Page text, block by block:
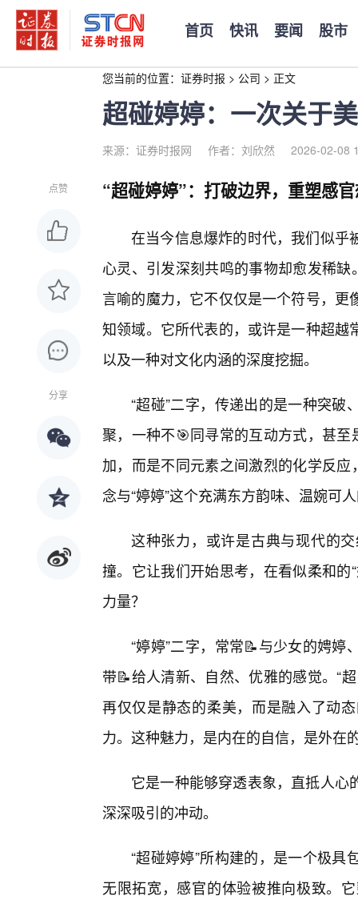
首页 快讯 要闻 股市
您当前的位置： 证券时报 > 公司 > 正文
超碰婷婷：一次关于
来源：证券时报网 作者：刘欣然 2026-02-08
点赞
分享
“超碰婷婷”：打破边界，重塑感
在当今信息爆炸的时代，我们似乎
心灵、引发深刻共鸣的事物却愈发稀
言喻的魔力，它不仅仅是一个符号，
知领域。它所代表的，或许是一种超
以及一种对文化内涵的深度挖掘。
“超碰”二字，传递出的是一种突
聚，一种不🎯同寻常的互动方式，甚
加，而是不同元素之间激烈的化学反
念与“婷婷”这个充满东方韵味、温婉可
这种张力，或许是古典与现代的
撞。它让我们开始思考，在看似柔和
力量？
“婷婷”二字，常常📝与少女的娉
带📝给人清新、自然、优雅的感觉。“
再仅仅是静态的柔美，而是融入了动
力。这种魅力，是内在的自信，是外在
它是一种能够穿透表象，直抵人
深深吸引的冲动。
“超碰婷婷”所构建的，是一个极
无限拓宽，感官的体验被推向极致。